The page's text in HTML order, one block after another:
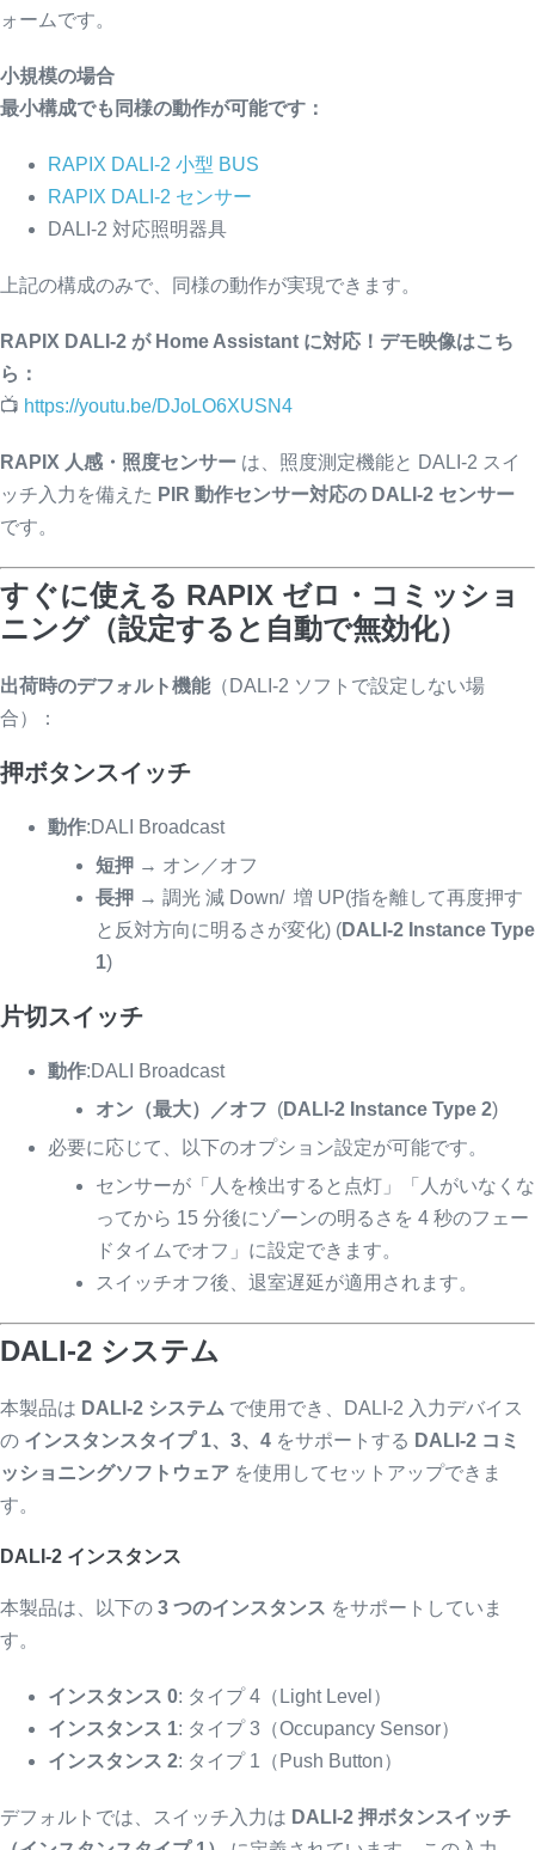
ォームです。
小規模の場合
最小構成でも同様の動作が可能です：
RAPIX DALI-2 小型 BUS
RAPIX DALI-2 センサー
DALI-2 対応照明器具
上記の構成のみで、同様の動作が実現できます。
RAPIX DALI-2 が Home Assistant に対応！デモ映像はこち
ら：
📺 https://youtu.be/DJoLO6XUSN4
RAPIX 人感・照度センサー は、照度測定機能と DALI-2 スイ
ッチ入力を備えた PIR 動作センサー対応の DALI-2 センサー
です。
すぐに使える RAPIX ゼロ・コミッショ
ニング（設定すると自動で無効化）
出荷時のデフォルト機能（DALI-2 ソフトで設定しない場
合）：
押ボタンスイッチ
動作:DALI Broadcast
短押 → オン／オフ
長押 → 調光 減 Down/ 増 UP(指を離して再度押す
と反対方向に明るさが変化) (DALI-2 Instance Type
1)
片切スイッチ
動作:DALI Broadcast
オン（最大）／オフ (DALI-2 Instance Type 2)
必要に応じて、以下のオプション設定が可能です。
センサーが「人を検出すると点灯」「人がいなくな
ってから 15 分後にゾーンの明るさを 4 秒のフェー
ドタイムでオフ」に設定できます。
スイッチオフ後、退室遅延が適用されます。
DALI-2 システム
本製品は DALI-2 システム で使用でき、DALI-2 入力デバイス
の インスタンスタイプ 1、3、4 をサポートする DALI-2 コミ
ッショニングソフトウェア を使用してセットアップできま
す。
DALI-2 インスタンス
本製品は、以下の 3 つのインスタンス をサポートしていま
す。
インスタンス 0: タイプ 4（Light Level）
インスタンス 1: タイプ 3（Occupancy Sensor）
インスタンス 2: タイプ 1（Push Button）
デフォルトでは、スイッチ入力は DALI-2 押ボタンスイッチ